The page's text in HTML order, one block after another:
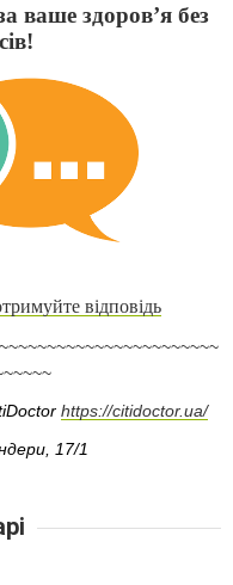
ваше здоров’я без
відповідь
https://citidoctor.ua/
17/1